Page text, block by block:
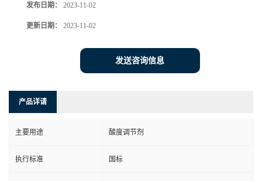
发布日期： 2023-11-02
更新日期： 2023-11-02
发送咨询信息
产品详请
主要用途 酸度调节剂
执行标准 国标